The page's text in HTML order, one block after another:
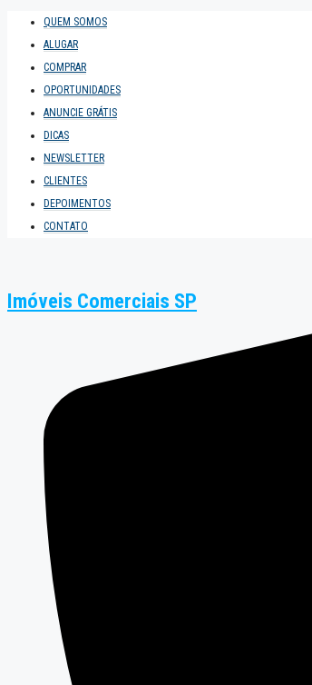
QUEM SOMOS
ALUGAR
COMPRAR
OPORTUNIDADES
ANUNCIE GRÁTIS
DICAS
NEWSLETTER
CLIENTES
DEPOIMENTOS
CONTATO
Imóveis Comerciais SP